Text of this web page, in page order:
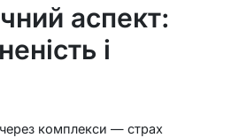
аспект:
і
комплекси — страх